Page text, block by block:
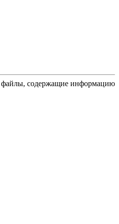
файлы, содержащие информацию